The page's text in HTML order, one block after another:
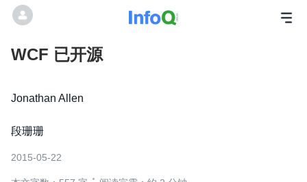
WCF 已开源
Jonathan Allen
段珊珊
2015-05-22